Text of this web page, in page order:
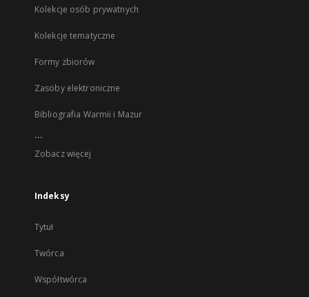
Kolekcje osób prywatnych
Kolekcje tematyczne
Formy zbiorów
Zasoby elektroniczne
Bibliografia Warmii i Mazur
...
Zobacz więcej
Indeksy
Tytuł
Twórca
Współtwórca